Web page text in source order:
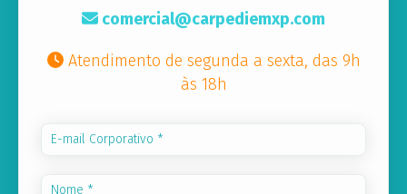
comercial@carpediemxp.com
Atendimento de segunda a sexta, das 9h
às 18h